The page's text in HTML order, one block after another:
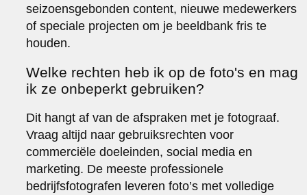
seizoensgebonden content, nieuwe medewerkers
of speciale projecten om je beeldbank fris te
houden.
Welke rechten heb ik op de foto's en mag
ik ze onbeperkt gebruiken?
Dit hangt af van de afspraken met je fotograaf.
Vraag altijd naar gebruiksrechten voor
commerciële doeleinden, social media en
marketing. De meeste professionele
bedrijfsfotografen leveren foto’s met volledige